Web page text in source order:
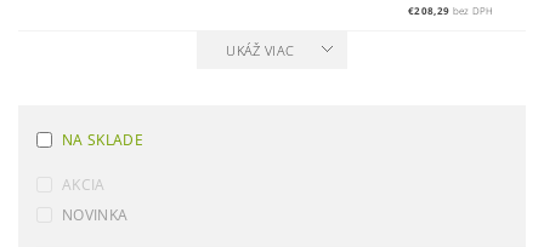
€208,29 bez DPH
UKÁŽ VIAC
NA SKLADE
AKCIA
NOVINKA